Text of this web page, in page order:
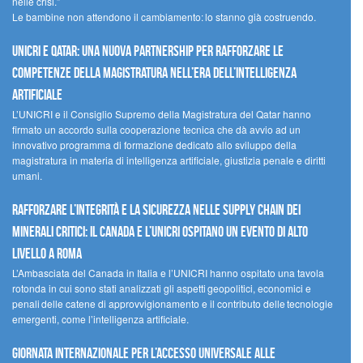
Le bambine non attendono il cambiamento: lo stanno già costruendo.
UNICRI e Qatar: una nuova partnership per rafforzare le
competenze della magistratura nell’era dell’intelligenza
artificiale
L’UNICRI e il Consiglio Supremo della Magistratura del Qatar hanno
firmato un accordo sulla cooperazione tecnica che dà avvio ad un
innovativo programma di formazione dedicato allo sviluppo della
magistratura in materia di intelligenza artificiale, giustizia penale e diritti
umani.
Rafforzare l’integrità e la sicurezza nelle supply chain dei
minerali critici: il Canada e l’UNICRI ospitano un evento di alto
livello a Roma
L’Ambasciata del Canada in Italia e l’UNICRI hanno ospitato una tavola
rotonda in cui sono stati analizzati gli aspetti geopolitici, economici e
penali delle catene di approvvigionamento e il contributo delle tecnologie
emergenti, come l’intelligenza artificiale.
Giornata internazionale per l’accesso universale alle